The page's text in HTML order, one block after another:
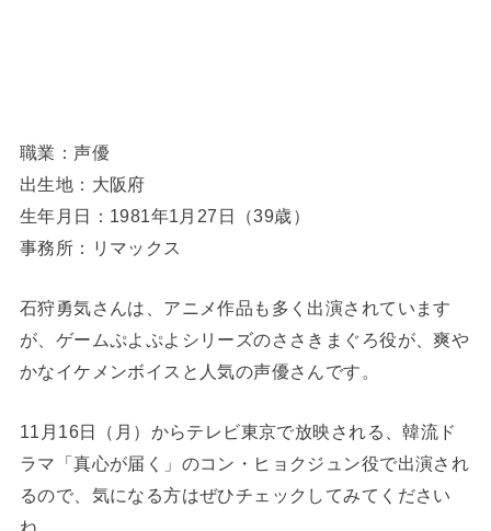
職業：声優
出生地：大阪府
生年月日：1981年1月27日（39歳）
事務所：リマックス
石狩勇気さんは、アニメ作品も多く出演されています
が、ゲームぷよぷよシリーズのささきまぐろ役が、爽や
かなイケメンボイスと人気の声優さんです。
11月16日（月）からテレビ東京で放映される、韓流ド
ラマ「真心が届く」のコン・ヒョクジュン役で出演され
るので、気になる方はぜひチェックしてみてください
ね。